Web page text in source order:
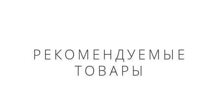
РЕКОМЕНДУЕМЫЕ
ТОВАРЫ